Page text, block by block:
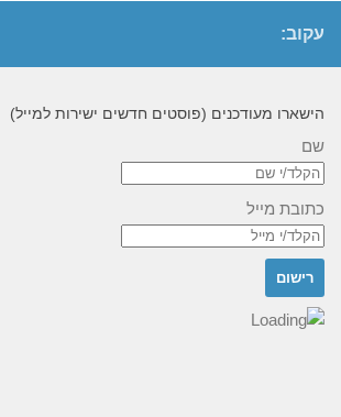
עקוב:
הישארו מעודכנים (פוסטים חדשים ישירות למייל)
שם
כתובת מייל